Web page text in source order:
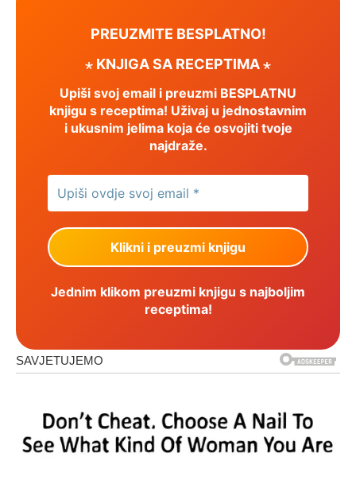
PREUZMITE BESPLATNO!
⋆ KNJIGA SA RECEPTIMA ⋆
Upiši svoj email i preuzmi BESPLATNU
knjigu s receptima! Uživaj u jednostavnim
i ukusnim jelima koja će osvojiti tvoje
najdraže.
Jednim klikom preuzmi knjigu s najboljim
receptima!